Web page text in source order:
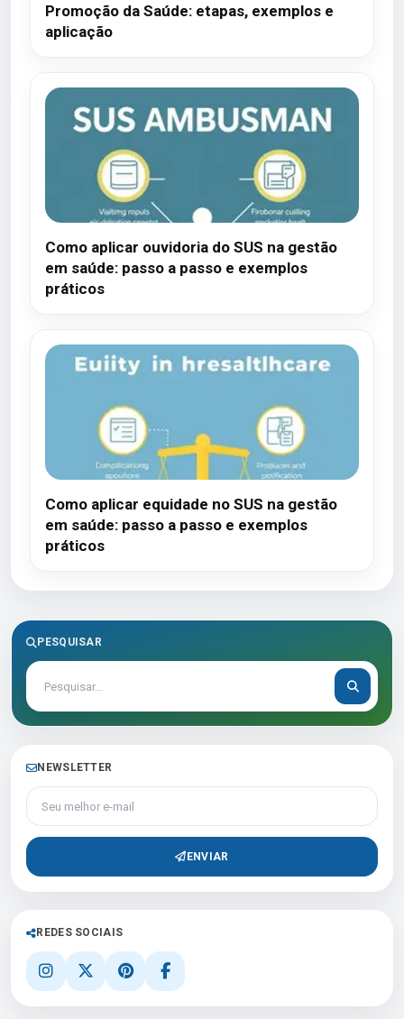
Promoção da Saúde: etapas, exemplos e
aplicação
Como aplicar ouvidoria do SUS na gestão
em saúde: passo a passo e exemplos
práticos
Como aplicar equidade no SUS na gestão
em saúde: passo a passo e exemplos
práticos
PESQUISAR
NEWSLETTER
Seu melhor e-mail
ENVIAR
REDES SOCIAIS